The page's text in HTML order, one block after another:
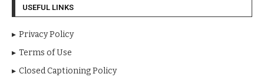
USEFUL LINKS
Privacy Policy
Terms of Use
Closed Captioning Policy